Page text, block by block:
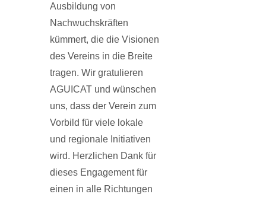
Ausbildung von
Nachwuchskräften
kümmert, die die Visionen
des Vereins in die Breite
tragen. Wir gratulieren
AGUICAT und wünschen
uns, dass der Verein zum
Vorbild für viele lokale
und regionale Initiativen
wird. Herzlichen Dank für
dieses Engagement für
einen in alle Rich­tungen